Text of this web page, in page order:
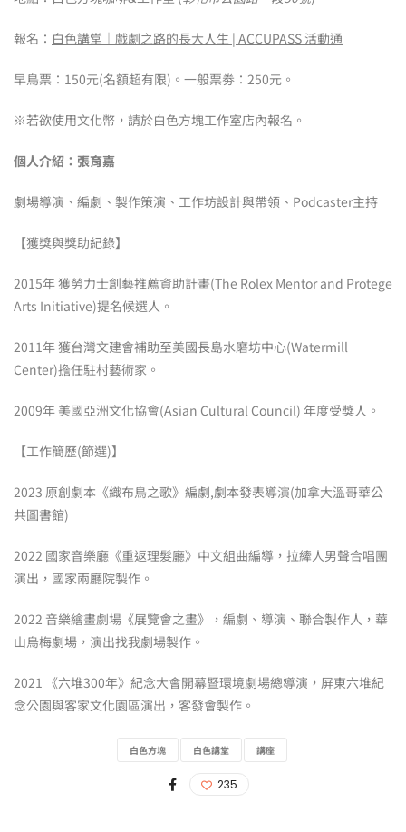
報名： 白色講堂｜戲劇之路的長大人生 | ACCUPASS 活動通
早鳥票：150元(名額超有限)。一般票劵：250元。
※若欲使用文化幣，請於白色方塊工作室店內報名。
個人介紹：張育嘉
劇場導演、編劇、製作策演、工作坊設計與帶領、Podcaster主持
【獲獎與獎助紀錄】
2015年 獲勞力士創藝推薦資助計畫(The Rolex Mentor and Protege
Arts Initiative)提名候選人。
2011年 獲台灣文建會補助至美國長島水磨坊中心(Watermill
Center)擔任駐村藝術家。
2009年 美國亞洲文化協會(Asian Cultural Council) 年度受獎人。
【工作簡歷(節選)】
2023 原創劇本《織布鳥之歌》編劇,劇本發表導演(加拿大溫哥華公
共圖書館)
2022 國家音樂廳《重返理髮廳》中文組曲編導，拉縴人男聲合唱團
演出，國家兩廳院製作。
2022 音樂繪畫劇場《展覽會之畫》，編劇、導演、聯合製作人，華
山烏梅劇場，演出找我劇場製作。
2021 《六堆300年》紀念大會開幕暨環境劇場總導演，屏東六堆紀
念公園與客家文化園區演出，客發會製作。
白色方塊 白色講堂 講座
235